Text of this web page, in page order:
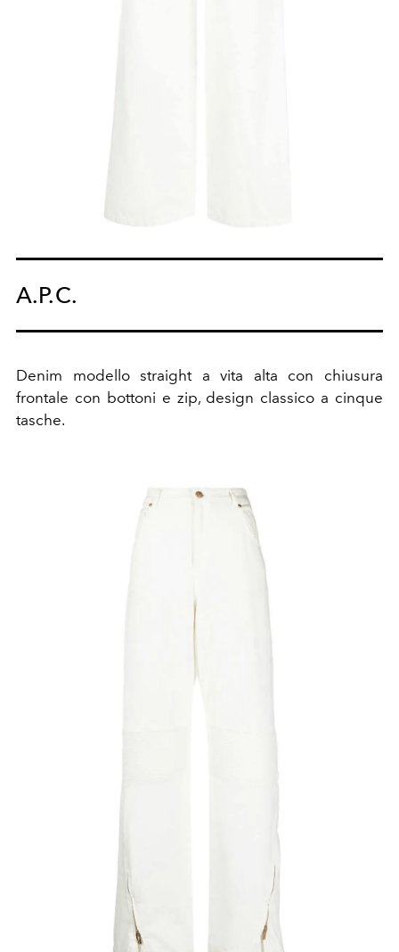
A.P.C.
Denim modello straight a vita alta con chiusura
frontale con bottoni e zip, design classico a cinque
tasche.